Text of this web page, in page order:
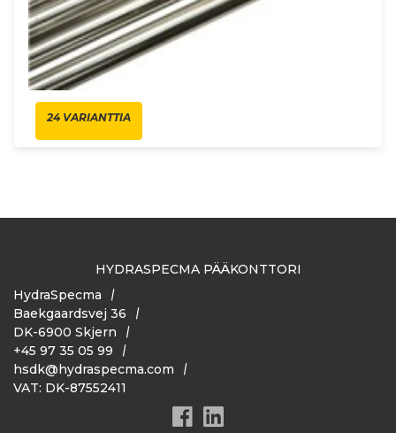
24 VARIANTTIA
HYDRASPECMA PÄÄKONTTORI
HydraSpecma
Baekgaardsvej 36
DK-6900 Skjern
+45 97 35 05 99
hsdk@hydraspecma.com
VAT: DK-87552411